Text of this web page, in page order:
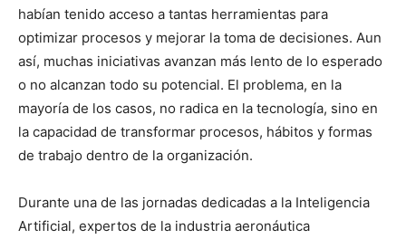
habían tenido acceso a tantas herramientas para
optimizar procesos y mejorar la toma de decisiones. Aun
así, muchas iniciativas avanzan más lento de lo esperado
o no alcanzan todo su potencial. El problema, en la
mayoría de los casos, no radica en la tecnología, sino en
la capacidad de transformar procesos, hábitos y formas
de trabajo dentro de la organización.
Durante una de las jornadas dedicadas a la Inteligencia
Artificial, expertos de la industria aeronáutica